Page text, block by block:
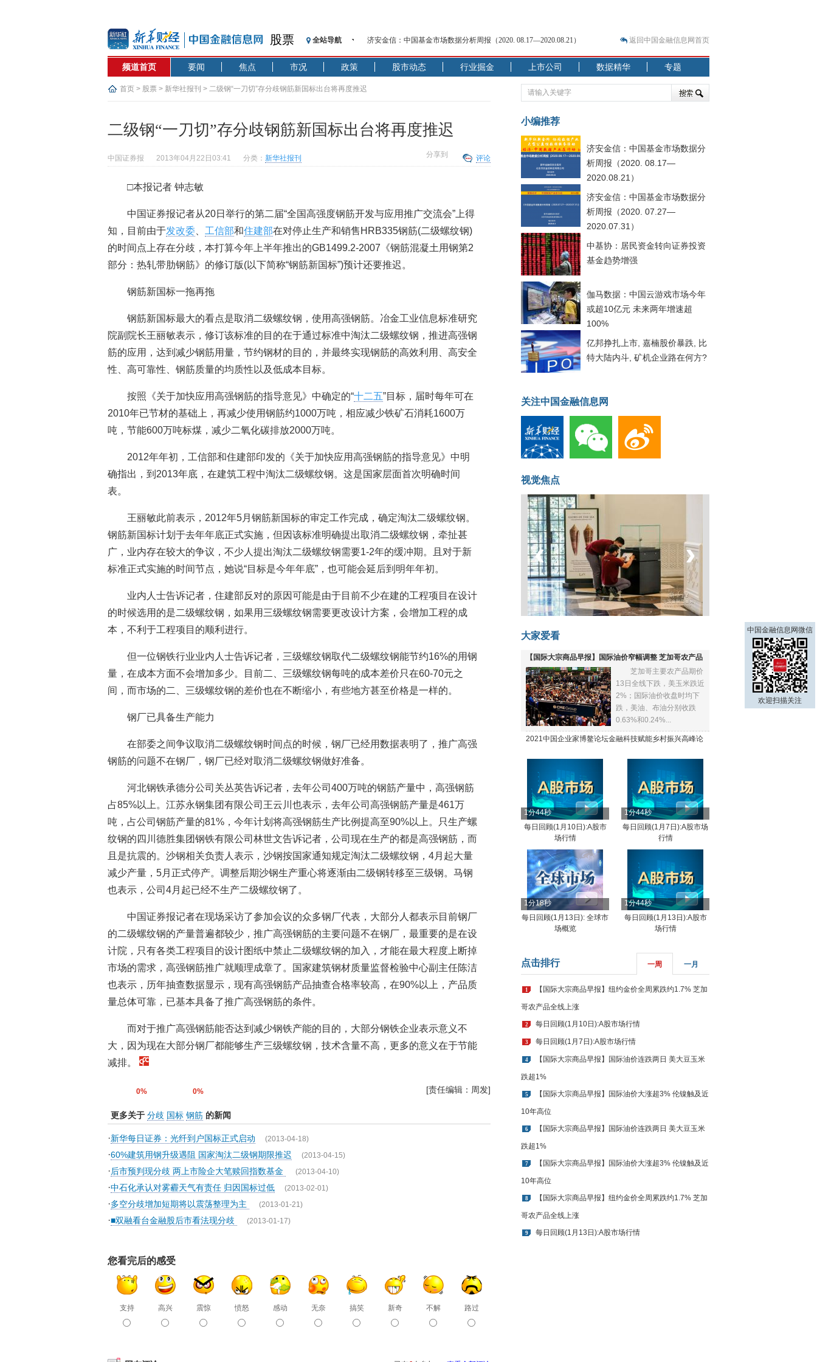
股票 全站导航
济安金信：中国基金市场数据分析周报（2020. 08.17—2020.08.21）
记者手记：疫情下的香港零售业如何浴火重生？
【见·闻】疫情下一家香港传统零售商的转型突围之旅
济安金信：中国基金市场数据分析周报（2020. 07.27—2020.07.31）
【新华财经调查】同业存单、结构性存款玩起“跷跷板” 结构性失衡藏
在“隐秘的角落”
央行公开市场净投放300亿元 短端资金利率明显下行
基本面及股市双轮冲击 债市回调十年期债表现最弱
恒生聚源：北斗收官之星发射成功，全产业链解析
济安金信：中国基金市场数据分析周报（2020. 08.17—2020.08.21）
返回中国金融信息网首页
频道首页 要闻 焦点 市况 政策 股市动态 行业掘金 上市公司 数据精华 专题
首页 > 股票 > 新华社报刊 > 二级钢“一刀切”存分歧钢筋新国标出台将再度推迟
二级钢“一刀切”存分歧钢筋新国标出台将再度推迟
评论
分享到
中国证券报 2013年04月22日03:41 分类： 新华社报刊
□本报记者 钟志敏
中国证券报记者从20日举行的第二届“全国高强度钢筋开发与应用推广交流会”上得
知，目前由于发改委 工信部和住建部在对停止生产和销售HRB335钢筋(二级螺纹钢)
的时间点上存在分歧，本打算今年上半年推出的GB1499.2-2007《钢筋混凝土用钢第2
部分：热轧带肋钢筋》的修订版(以下简称“钢筋新国标”)预计还要推迟。
钢筋新国标一拖再拖
钢筋新国标最大的看点是取消二级螺纹钢，使用高强钢筋。冶金工业信息标准研究
院副院长王丽敏表示，修订该标准的目的在于通过标准中淘汰二级螺纹钢，推进高强钢
筋的应用，达到减少钢筋用量，节约钢材的目的，并最终实现钢筋的高效利用、高安全
性、高可靠性、钢筋质量的均质性以及低成本目标。
按照《关于加快应用高强钢筋的指导意见》中确定的“十二五”目标，届时每年可在
2010年已节材的基础上，再减少使用钢筋约1000万吨，相应减少铁矿石消耗1600万
吨，节能600万吨标煤，减少二氧化碳排放2000万吨。
2012年年初，工信部和住建部印发的《关于加快应用高强钢筋的指导意见》中明
确指出，到2013年底，在建筑工程中淘汰二级螺纹钢。这是国家层面首次明确时间
表。
王丽敏此前表示，2012年5月钢筋新国标的审定工作完成，确定淘汰二级螺纹钢。
钢筋新国标计划于去年年底正式实施，但因该标准明确提出取消二级螺纹钢，牵扯甚
广，业内存在较大的争议，不少人提出淘汰二级螺纹钢需要1-2年的缓冲期。且对于新
标准正式实施的时间节点，她说“目标是今年年底”，也可能会延后到明年年初。
业内人士告诉记者，住建部反对的原因可能是由于目前不少在建的工程项目在设计
的时候选用的是二级螺纹钢，如果用三级螺纹钢需要更改设计方案，会增加工程的成
本，不利于工程项目的顺利进行。
但一位钢铁行业业内人士告诉记者，三级螺纹钢取代二级螺纹钢能节约16%的用钢
量，在成本方面不会增加多少。目前二、三级螺纹钢每吨的成本差价只在60-70元之
间，而市场的二、三级螺纹钢的差价也在不断缩小，有些地方甚至价格是一样的。
钢厂已具备生产能力
在部委之间争议取消二级螺纹钢时间点的时候，钢厂已经用数据表明了，推广高强
钢筋的问题不在钢厂，钢厂已经对取消二级螺纹钢做好准备。
河北钢铁承德分公司关丛英告诉记者，去年公司400万吨的钢筋产量中，高强钢筋
占85%以上。江苏永钢集团有限公司王云川也表示，去年公司高强钢筋产量是461万
吨，占公司钢筋产量的81%，今年计划将高强钢筋生产比例提高至90%以上。只生产螺
纹钢的四川德胜集团钢铁有限公司林世文告诉记者，公司现在生产的都是高强钢筋，而
且是抗震的。沙钢相关负责人表示，沙钢按国家通知规定淘汰二级螺纹钢，4月起大量
减少产量，5月正式停产。调整后期沙钢生产重心将逐渐由二级钢转移至三级钢。马钢
也表示，公司4月起已经不生产二级螺纹钢了。
中国证券报记者在现场采访了参加会议的众多钢厂代表，大部分人都表示目前钢厂
的二级螺纹钢的产量普遍都较少，推广高强钢筋的主要问题不在钢厂，最重要的是在设
计院，只有各类工程项目的设计图纸中禁止二级螺纹钢的加入，才能在最大程度上断掉
市场的需求，高强钢筋推广就顺理成章了。国家建筑钢材质量监督检验中心副主任陈洁
也表示，历年抽查数据显示，现有高强钢筋产品抽查合格率较高，在90%以上，产品质
量总体可靠，已基本具备了推广高强钢筋的条件。
而对于推广高强钢筋能否达到减少钢铁产能的目的，大部分钢铁企业表示意义不
大，因为现在大部分钢厂都能够生产三级螺纹钢，技术含量不高，更多的意义在于节能
减排。
0% 0% [责任编辑：周发]
更多关于 分歧 国标 钢筋 的新闻
·新华每日证券：光纤到户国标正式启动 (2013-04-18)
·60%建筑用钢升级遇阻 国家淘汰二级钢期限推迟 (2013-04-15)
·后市预判现分歧 两上市险企大笔赎回指数基金 (2013-04-10)
·中石化承认对雾霾天气有责任 归因国标过低 (2013-02-01)
·多空分歧增加短期将以震荡整理为主 (2013-01-21)
·■双融看台金融股后市看法现分歧 (2013-01-17)
您看完后的感受
支持 高兴 震惊 愤怒 感动 无奈 搞笑 新奇 不解 路过
小编推荐
济安金信：中国基金市场数据分
析周报（2020. 08.17—
2020.08.21）
济安金信：中国基金市场数据分
析周报（2020. 07.27—
2020.07.31）
中基协：居民资金转向证券投资
基金趋势增强
伽马数据：中国云游戏市场今年
或超10亿元 未来两年增速超
100%
亿邦挣扎上市, 嘉楠股价暴跌, 比
特大陆内斗, 矿机企业路在何方?
关注中国金融信息网
视觉焦点
菲律宾：防疫降级
‹ ›
大家爱看
【国际大宗商品早报】国际油价窄幅调整 芝加哥农产品
全线下跌
芝加哥主要农产品期价
13日全线下跌，美玉米跌近
2%；国际油价收盘时均下
跌，美油、布油分别收跌
0.63%和0.24%...
2021中国企业家博鳌论坛金融科技赋能乡村振兴高峰论
1分44秒
每日回顾(1月10日):A股市
场行情
1分44秒
每日回顾(1月7日):A股市场
行情
1分18秒
每日回顾(1月13日): 全球市
场概览
1分44秒
每日回顾(1月13日):A股市
场行情
点击排行 一周 一月
1 【国际大宗商品早报】纽约金价全周累跌约1.7% 芝加
哥农产品全线上涨
2 每日回顾(1月10日):A股市场行情
3 每日回顾(1月7日):A股市场行情
4 【国际大宗商品早报】国际油价连跌两日 美大豆玉米
跌超1%
5 【国际大宗商品早报】国际油价大涨超3% 伦镍触及近
10年高位
6 【国际大宗商品早报】国际油价连跌两日 美大豆玉米
跌超1%
7 【国际大宗商品早报】国际油价大涨超3% 伦镍触及近
10年高位
8 【国际大宗商品早报】纽约金价全周累跌约1.7% 芝加
哥农产品全线上涨
9 每日回顾(1月13日):A股市场行情
中国金融信息网微信
欢迎扫描关注